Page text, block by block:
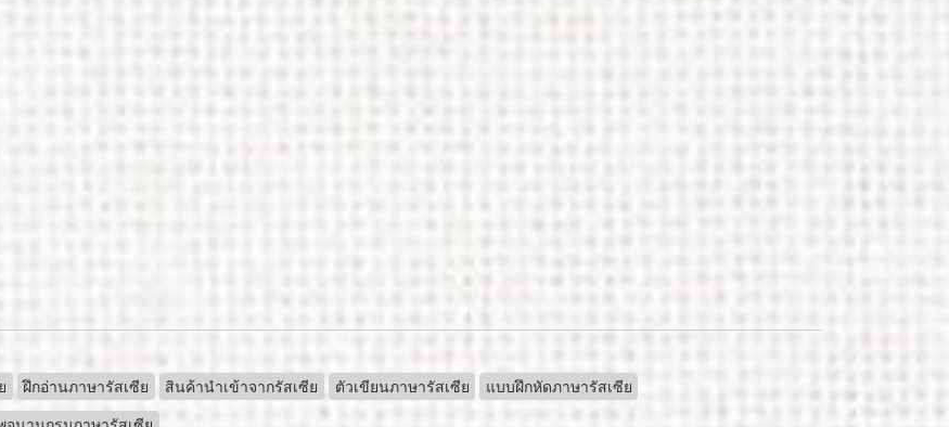
ฝึกอ่านภาษารัสเซีย สินค้านำเข้าจากรัสเซีย ตัวเขียนภาษารัสเซีย
แบบฝึกหัดภาษารัสเซีย